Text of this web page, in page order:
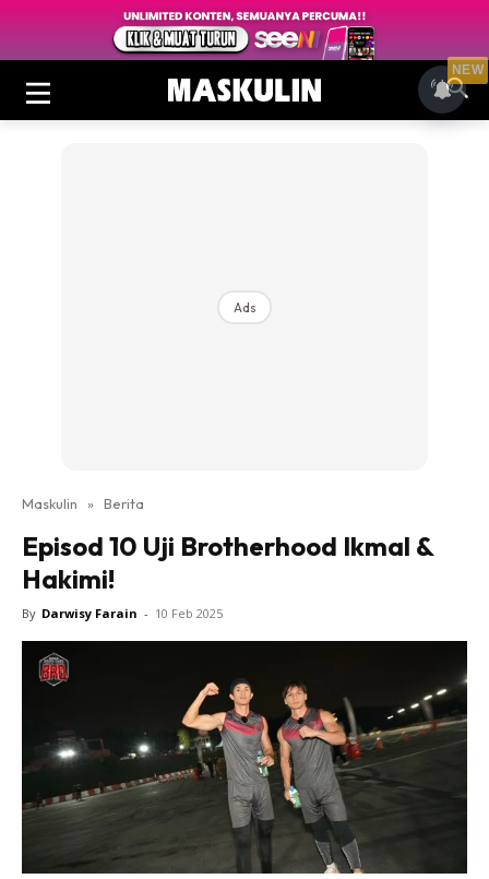
Ads
Maskulin » Berita
Episod 10 Uji Brotherhood Ikmal &
Hakimi!
By Darwisy Farain - 10 Feb 2025
NEW